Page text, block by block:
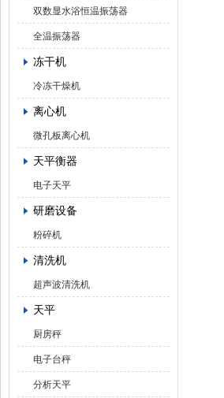
双数显水浴恒温振荡器
全温振荡器
冻干机
冷冻干燥机
离心机
微孔板离心机
天平衡器
电子天平
研磨设备
粉碎机
清洗机
超声波清洗机
天平
厨房秤
电子台秤
分析天平